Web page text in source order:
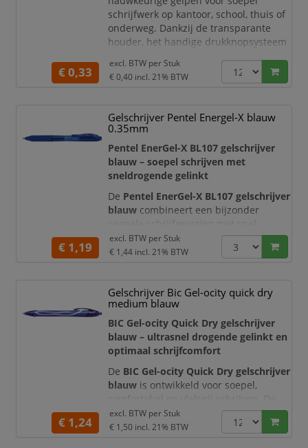
schrijfwerk op kantoor, school, thuis of
onderweg. Dankzij de transparante
houder, het handige drukknopsysteem
en gecontroleerd, ook tijdens langere
schrijfsessies. De blauwe gelinkt en
zorgen voor een heldere, vloeiende en
consistente lijn.
Soepel schrijven met blauwe gelin
€ 0,33
excl. BTW per Stuk
€ 0,40 incl. 21% BTW
Gelschrijver Pentel Energel-X blauw
0.35mm
Pentel EnerGel-X BL107 gelschrijver
blauw – soepel schrijven met
sneldrogende gelinkt
De Pentel EnerGel-X BL107 gelschrijver
blauw combineert een bijzonder
soepele schrijfervaring met snel
drogende inkt en een comfortabele
grip. De vloeibare EnerGel-inkt vloeit
blauwe schriftlijn. Hierdoor is deze
gelpen uitstekend geschikt voor
dagelijks gebruik op kantoor, op school
en thui
€ 1,19
excl. BTW per Stuk
€ 1,44 incl. 21% BTW
Gelschrijver Bic Gel-ocity quick dry
medium blauw
BIC Gel-ocity Quick Dry gelschrijver
blauw – ultrasnel drogende gelinkt en
optimaal schrijfcomfort
De BIC Gel-ocity Quick Dry gelschrijver
blauw is ontwikkeld voor soepel,
comfortabel en vlekvrij schrijven. De
heldere blauwe gelinkt glijdt
moeiteloos over het papier en droogt
€ 1,24
excl. BTW per Stuk
€ 1,50 incl. 21% BTW